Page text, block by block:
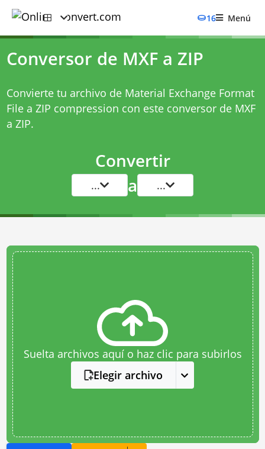
16 Menú
Conversor de MXF a ZIP
Convierte tu archivo de Material Exchange Format
File a ZIP compression con este conversor de MXF
a ZIP.
Convertir
... a ...
Suelta archivos aquí o haz clic para subirlos
Elegir archivo